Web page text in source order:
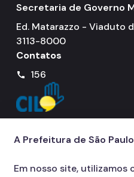
Secretaria de Governo
Ed. Matarazzo - Viaduto
3113-8000
Contatos
call 156
A Prefeitura de São
Em nosso site, utilizamos